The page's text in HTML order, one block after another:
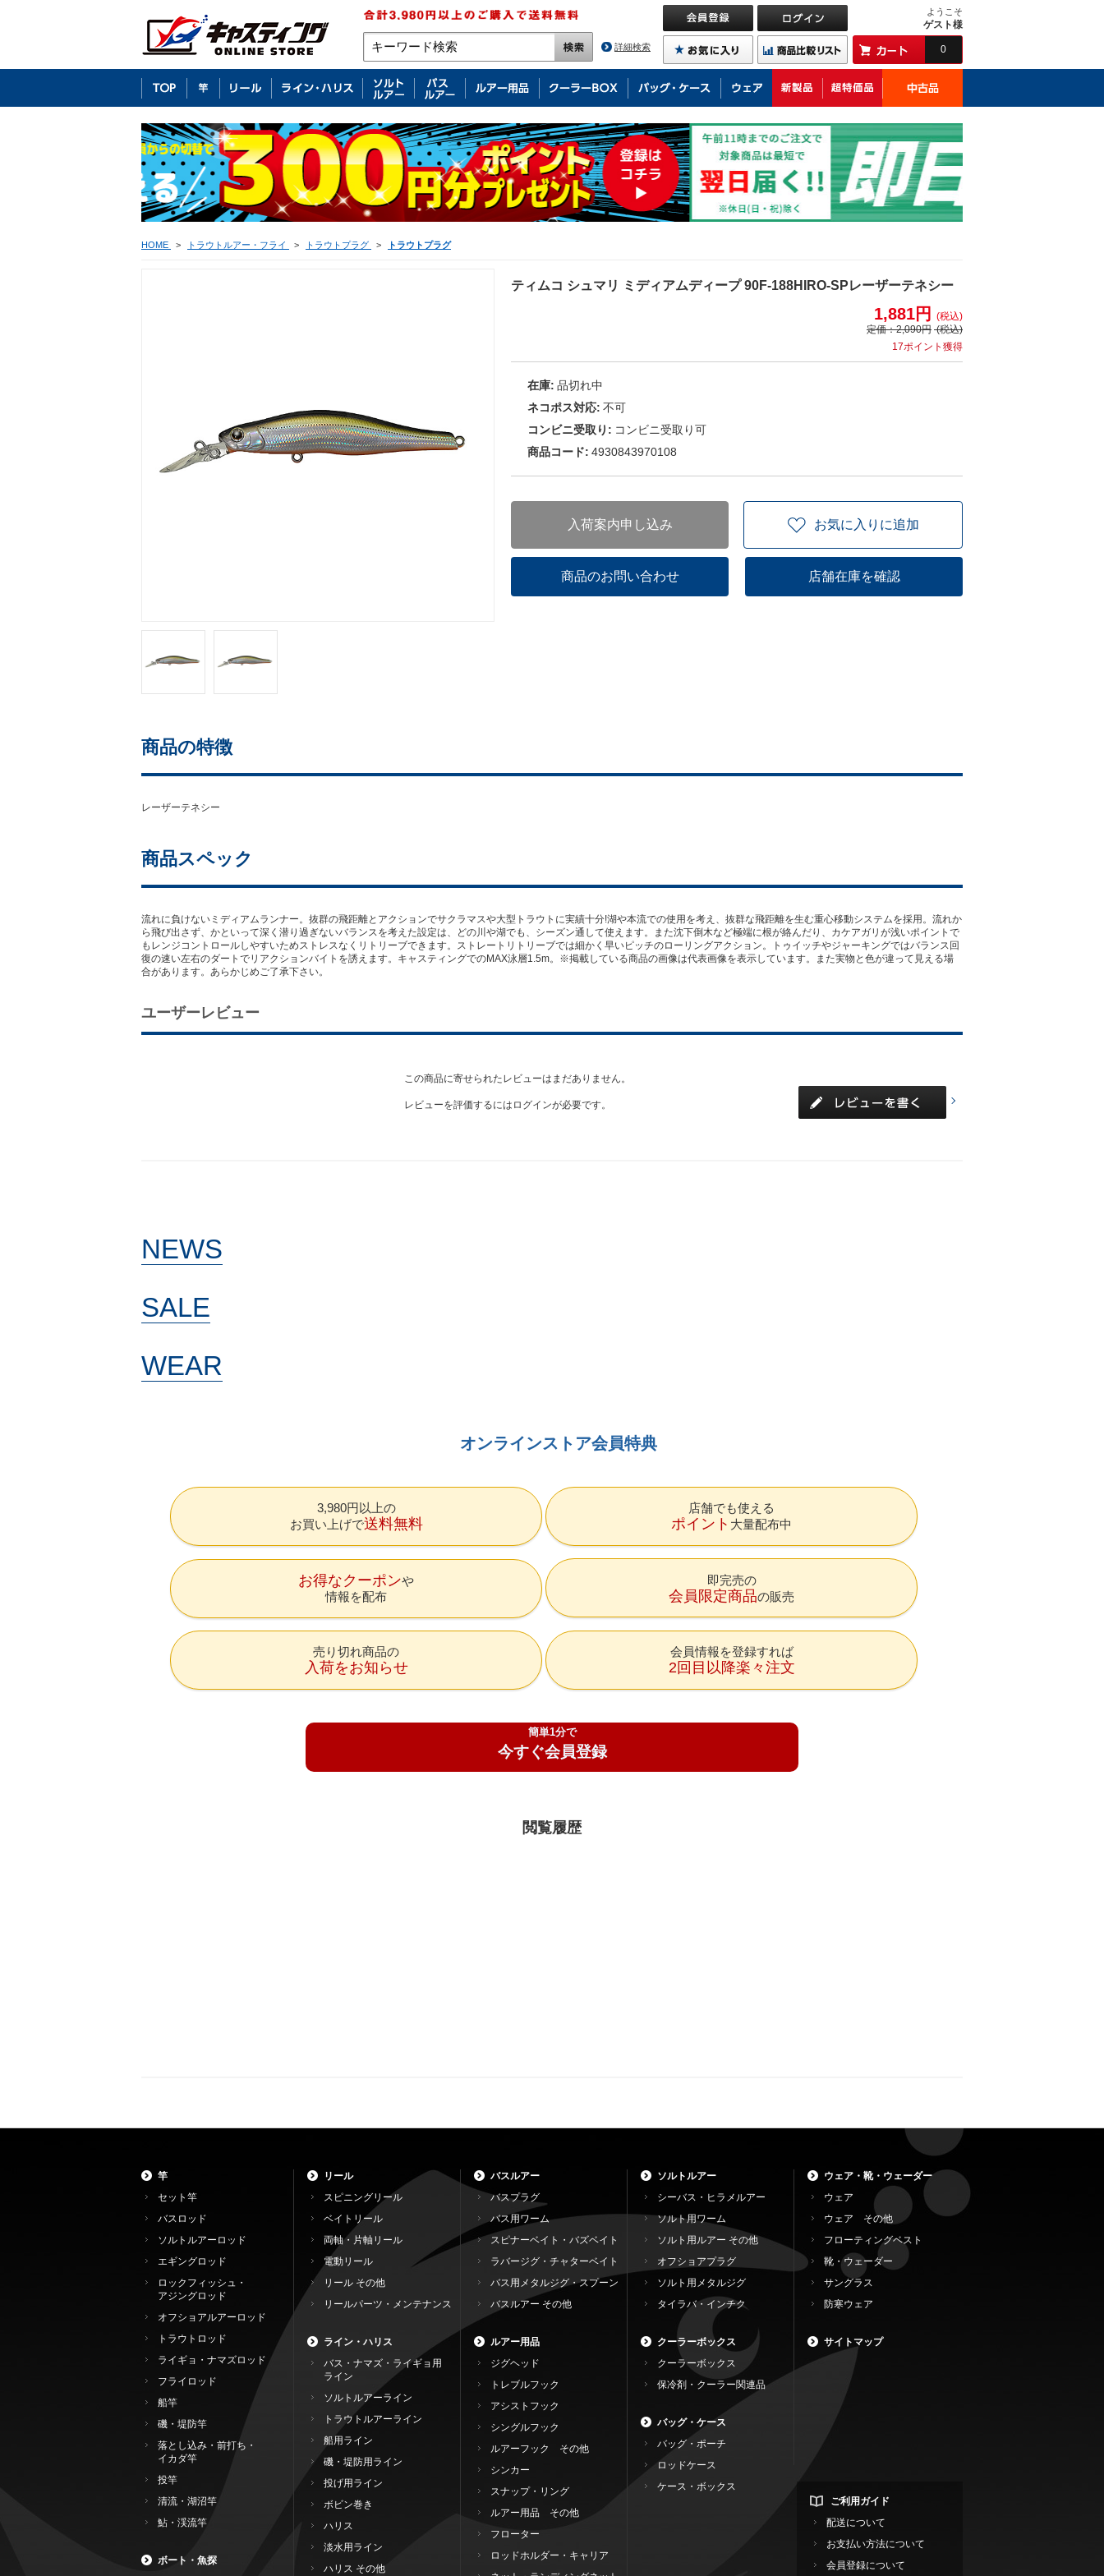
詳細検索
ようこそ
ゲスト様
0
HOME > トラウトルアー・フライ > トラウトプラグ > トラウトプラグ
ティムコ シュマリ ミディアムディープ 90F-188HIRO-SPレーザーテネシー
1,881円
(税込)
定価：2,090円 (税込)
17ポイント獲得
在庫: 品切れ中
ネコポス対応: 不可
コンビニ受取り: コンビニ受取り可
商品コード: 4930843970108
入荷案内申し込み お気に入りに追加
商品のお問い合わせ 店舗在庫を確認
商品の特徴
レーザーテネシー
商品スペック
流れに負けないミディアムランナー。抜群の飛距離とアクションでサクラマスや大型トラウトに実績十分!湖や本流での使用を考え、抜群な飛距離を生む重心移動システムを採用。流れか
ら飛び出さず、かといって深く潜り過ぎないバランスを考えた設定は、どの川や湖でも、シーズン通して使えます。また沈下倒木など極端に根が絡んだり、カケアガリが浅いポイントで
もレンジコントロールしやすいためストレスなくリトリーブできます。ストレートリトリーブでは細かく早いピッチのローリングアクション。トゥイッチやジャーキングではバランス回
復の速い左右のダートでリアクションバイトを誘えます。キャスティングでのMAX泳層1.5m。※掲載している商品の画像は代表画像を表示しています。また実物と色が違って見える場
合があります。あらかじめご了承下さい。
ユーザーレビュー
この商品に寄せられたレビューはまだありません。
レビューを評価するには ログインが必要です。
NEWS
SALE
WEAR
オンラインストア会員特典
3,980円以上の
お買い上げで送料無料
店舗でも使える
ポイント 大量配布中
お得なクーポン
情報を配布
即完売の
会員限定商品の販売
売り切れ商品の
入荷をお知らせ
会員情報を登録すれば
2回目以降楽々注文
簡単1分で
今すぐ会員登録
閲覧履歴
竿
セット竿
バスロッド
ソルトルアーロッド
エギングロッド
ロックフィッシュ・
アジングロッド
オフショアルアーロッド
トラウトロッド
ライギョ・ナマズロッド
フライロッド
船竿
磯・堤防竿
落とし込み・前打ち・
イカダ竿
投竿
清流・湖沼竿
鮎・渓流竿
ボート・魚探
リール
スピニングリール
ベイトリール
両軸・片軸リール
電動リール
リール その他
リールパーツ・メンテナンス
ライン・ハリス
バス・ナマズ・ライギョ用
ライン
ソルトルアーライン
トラウトルアーライン
船用ライン
磯・堤防用ライン
投げ用ライン
ボビン巻き
ハリス
淡水用ライン
ハリス その他
バスルアー
バスプラグ
バス用ワーム
スピナーベイト・バズベイト
ラバージグ・チャターベイト
バス用メタルジグ・スプーン
バスルアー その他
ルアー用品
ジグヘッド
トレブルフック
アシストフック
シングルフック
ルアーフック その他
シンカー
スナップ・リング
ルアー用品 その他
フローター
ロッドホルダー・キャリア
ソルトルアー
シーバス・ヒラメルアー
ソルト用ワーム
ソルト用ルアー その他
オフショアプラグ
ソルト用メタルジグ
タイラバ・インチク
クーラーボックス
クーラーボックス
保冷剤・クーラー関連品
バッグ・ケース
バッグ・ポーチ
ロッドケース
ケース・ボックス
ウェア・靴・ウェーダー
ウェア
ウェア その他
フローティングベスト
靴・ウェーダー
サングラス
防寒ウェア
サイトマップ
ご利用ガイド
配送について
お支払い方法について
会員登録について